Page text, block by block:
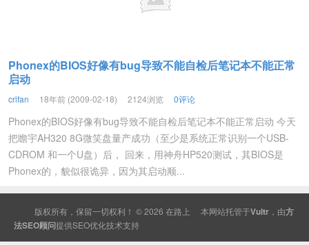
Phonex的BIOS好像有bug导致不能自检后笔记本不能正常
启动
crifan 18年前 (2009-02-18) 2124浏览 0评论
Phonex的BIOS好像有bug导致不能自检后笔记本不能正常启动 今天
把瞻宇AH320 8G微笑盘量产成功（至少是系统正常识别一个USB-
CDROM 和一个U盘）后， 回来，用神舟HP520测试，其BIOS是
Phonex的，貌似很诡异，因为其启动顺...
版权所有，保留一切权利！ © 2026 在路上 本网站托管于Vultr ，由方
法SEO顾问提供SEO优化技术支持